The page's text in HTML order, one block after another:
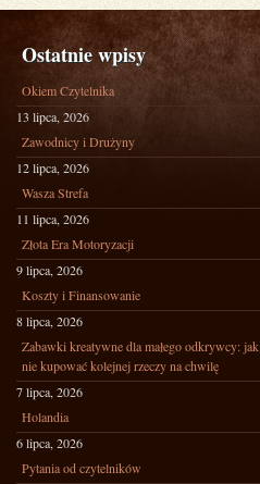
Ostatnie wpisy
Okiem Czytelnika
13 lipca, 2026
Zawodnicy i Drużyny
12 lipca, 2026
Wasza Strefa
11 lipca, 2026
Złota Era Motoryzacji
9 lipca, 2026
Koszty i Finansowanie
8 lipca, 2026
Zabawki kreatywne dla małego odkrywcy: jak
nie kupować kolejnej rzeczy na chwilę
7 lipca, 2026
Holandia
6 lipca, 2026
Pytania od czytelników